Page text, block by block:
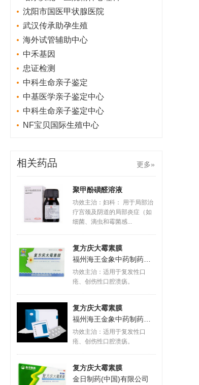
沈阳市国医甲状腺医院
武汉传承助孕生殖
海外试管辅助中心
中禾基因
忠证检测
中科生命亲子鉴定
中基医学亲子鉴定中心
中科生命亲子鉴定中心
NF宝贝国际生殖中心
相关药品 更多»
聚甲酚磺醛溶液
功效主治：妇科： 用于局部治
疗宫颈及阴道的局部炎症（如
细菌、滴虫和霉菌感...
复方庆大霉素膜
福州海王金象中药制药有限公司
功效主治：适用于复发性口
疮、创伤性口腔溃疡。
复方庆大霉素膜
福州海王金象中药制药有限公司
功效主治：适用于复发性口
疮、创伤性口腔溃疡。
复方庆大霉素膜
金日制药(中国)有限公司